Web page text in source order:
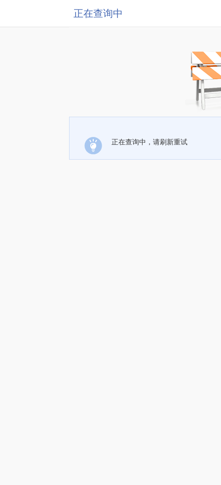
正在查询中
正在查询中，请刷新重试